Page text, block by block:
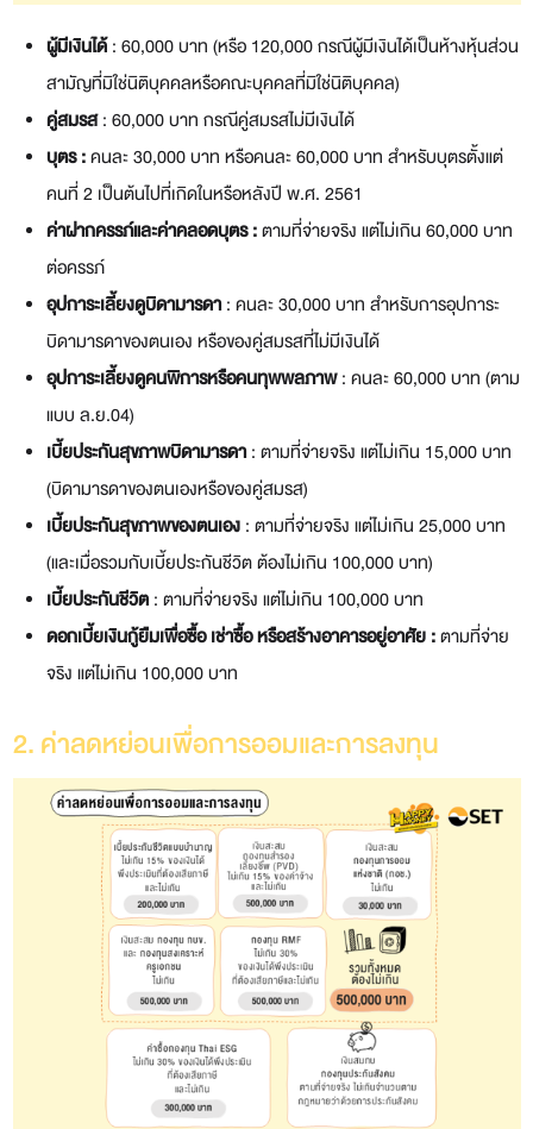
ผู้มีเงินได้: 60,000 บาท (หรือ 120,000 กรณีผู้มีเงินได้เป็นห้างหุ้นส่วน
สามัญที่มิใช่นิติบุคคลหรือคณะบุคคลที่มิใช่นิติบุคคล)
คู่สมรส: 60,000 บาท กรณีคู่สมรสไม่มีเงินได้
บุตร:คนละ 30,000 บาท หรือคนละ 60,000 บาท สำหรับบุตรตั้งแต่
คนที่ 2 เป็นต้นไปที่เกิดในหรือหลังปี พ.ศ. 2561
ค่าฝากครรภ์และค่าคลอดบุตร:ตามที่จ่ายจริง แต่ไม่เกิน 60,000 บาท
ต่อครรภ์
อุปการะเลี้ยงดูบิดามารดา: คนละ 30,000 บาท สำหรับการอุปการะ
บิดามารดาของตนเอง หรือของคู่สมรสที่ไม่มีเงินได้
อุปการะเลี้ยงดูคนพิการหรือคนทุพพลภาพ: คนละ 60,000 บาท (ตาม
แบบ ล.ย.04)
เบี้ยประกันสุขภาพบิดามารดา: ตามที่จ่ายจริง แต่ไม่เกิน 15,000 บาท
(บิดามารดาของตนเองหรือของคู่สมรส)
เบี้ยประกันสุขภาพของตนเอง: ตามที่จ่ายจริง แต่ไม่เกิน 25,000 บาท
(และเมื่อรวมกับเบี้ยประกันชีวิตต้องไม่เกิน 100,000 บาท)
เบี้ยประกันชีวิต: ตามที่จ่ายจริง แต่ไม่เกิน 100,000 บาท
ดอกเบี้ยเงินกู้ยืมเพื่อซื้อ เช่าซื้อ หรือสร้างอาคารอยู่อาศัย :ตามที่จ่าย
จริง แต่ไม่เกิน 100,000 บาท
2. ค่าลดหย่อนเพื่อการออมและการลงทุน